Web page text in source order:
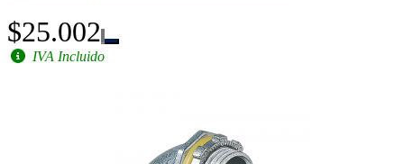
$25.002
IVA Incluido